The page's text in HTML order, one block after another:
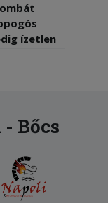
ízetlen
Az étel
Bőcs